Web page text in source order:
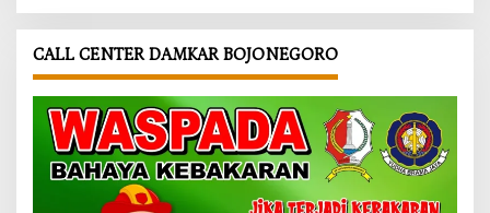
CALL CENTER DAMKAR BOJONEGORO